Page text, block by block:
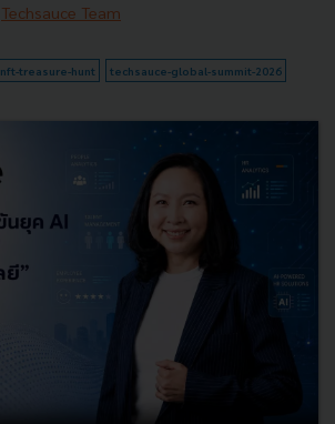
Techsauce Team
nft-treasure-hunt techsauce-global-summit-2026